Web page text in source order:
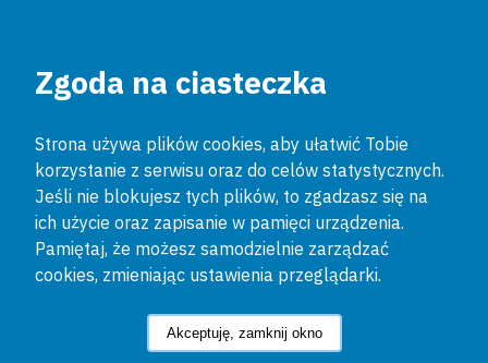
Zgoda na ciasteczka
Strona używa plików cookies, aby ułatwić Tobie
korzystanie z serwisu oraz do celów statystycznych.
Jeśli nie blokujesz tych plików, to zgadzasz się na
ich użycie oraz zapisanie w pamięci urządzenia.
Pamiętaj, że możesz samodzielnie zarządzać
cookies, zmieniając ustawienia przeglądarki.
Akceptuję, zamknij okno